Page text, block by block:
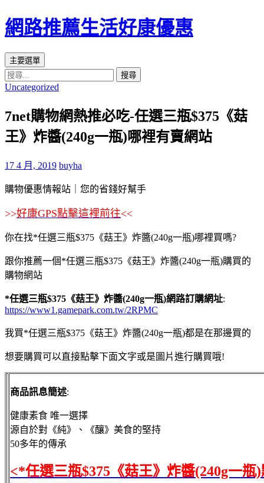
網路推薦生活好康優惠
搜
尋
主要選單
主
內
容
區
搜
尋
鍵
字:
Uncategorized
7net購物網熱推必吃-任選三瓶$375《菇
王》炸醬(240g一瓶)哪裡有賣網站
17 4 月, 2019 buyha
購物優惠情報站｜您的省錢好幫手
>>好康GPS點擊這裡前往<<
你在找*任選三瓶$375《菇王》炸醬(240g一瓶)哪裡買嗎?
跟你推薦一個*任選三瓶$375《菇王》炸醬(240g一瓶)購買的
購物網站
*任選三瓶$375《菇王》炸醬(240g一瓶)網路訂購網址:
https://www1.gamepark.com.tw/2RPMC
我買*任選三瓶$375《菇王》炸醬(240g一瓶)都是在那邊買的
想要購買可以直接點擊下面文字或是圖片進行購買哦!
商品訊息簡述:
健康素食 唯一選擇
源自於對《純》、《釀》美食的堅持
50多年的傳承
<*任選三瓶$375《菇王》炸醬(240g一瓶